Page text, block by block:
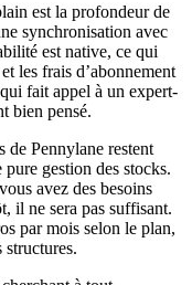
est la profondeur de
synchronisation avec
est native, ce qui
les frais d’abonnement
fait appel à un expert-
bien pensé.
de Pennylane restent
gestion des stocks.
avez des besoins
il ne sera pas suffisant.
par mois selon le plan,